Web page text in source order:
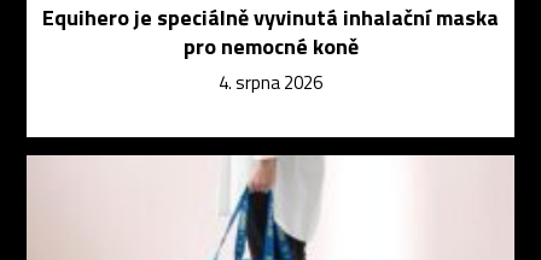
Equihero je speciálně vyvinutá inhalační maska
pro nemocné koně
4. srpna 2026